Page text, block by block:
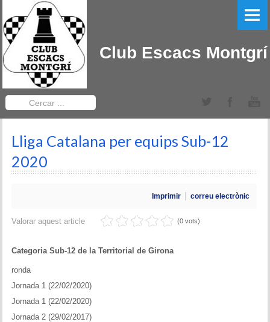
Club Escacs Montgrí
PORTADA
EL CLUB
LLIGA CATALANA
Equips Sub-12
TORNEIGS DEL CLUB
Obert Baix Ter IRT Sub 2200
Historial Obert Baix Ter
Torneig d'Edats Montgrí
Torneig de Nadal
...
Lliga Catalana per equips Sub-12
2020
Imprimir correu electrònic
Valorar aquest article (0 vots)
Categoria Sub-12 de la Territorial de Girona
ronda
Jornada 1 (22/02/2020)
Jornada 1 (22/02/2020)
Jornada 2 (29/02/2017)